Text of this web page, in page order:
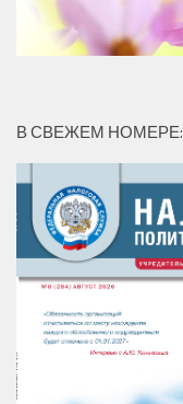
В СВЕЖЕМ НОМЕРЕ: